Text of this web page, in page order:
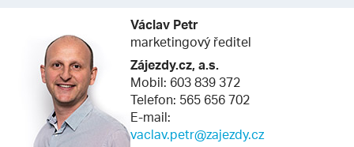
Václav Petr
marketingový ředitel
Zájezdy.cz, a.s.
Mobil: 603 839 372
Telefon: 565 656 702
E-mail:
vaclav.petr@zajezdy.cz